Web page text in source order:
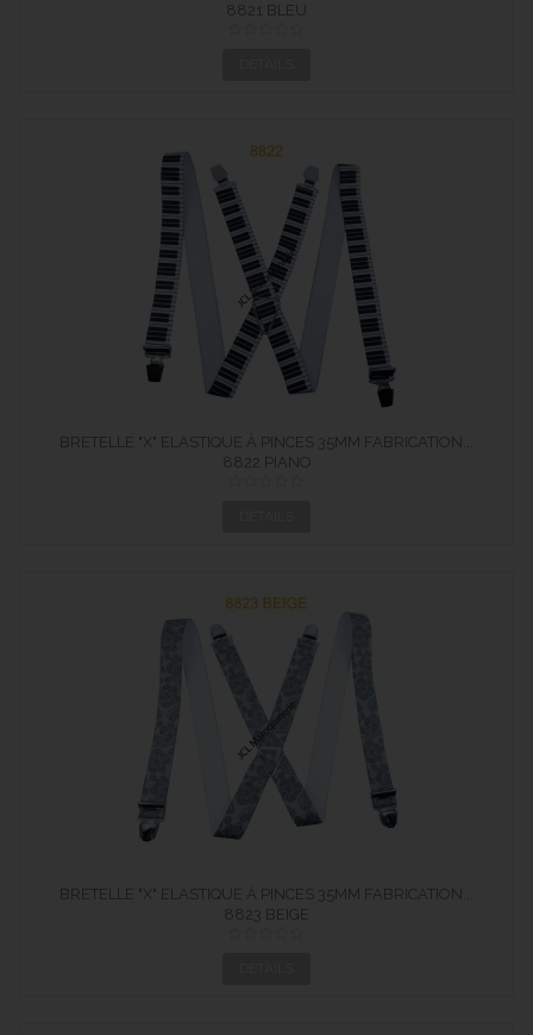
8821 BLEU
BRETELLE "X" ELASTIQUE À PINCES 35MM FABRICATION...
8822 PIANO
BRETELLE "X" ELASTIQUE À PINCES 35MM FABRICATION...
8823 BEIGE